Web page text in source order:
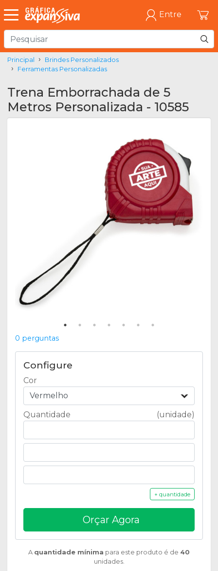
Entre
Principal
Brindes Personalizados
Ferramentas Personalizadas
Trena Emborrachada de 5
Metros Personalizada - 10585
0 perguntas
Configure
Cor
Vermelho
Quantidade (unidade)
+ quantidade
Orçar Agora
A quantidade mínima para este produto é de 40
unidades.